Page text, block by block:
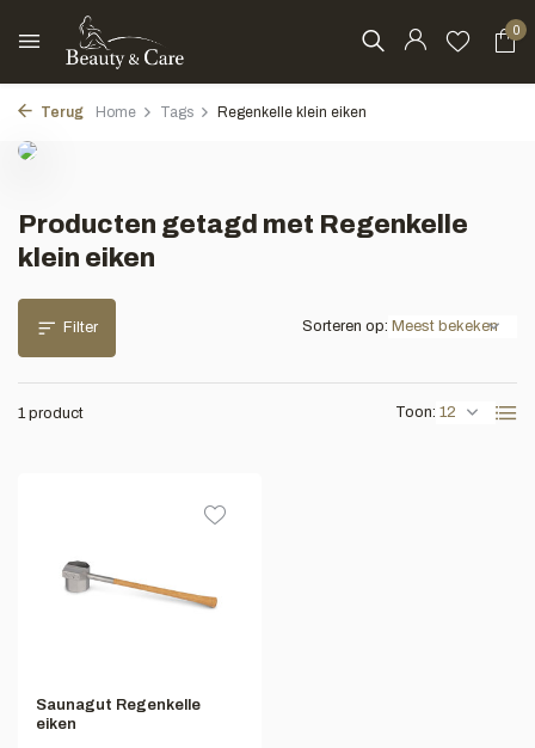
0
Terug Home Tags Regenkelle klein eiken
Producten getagd met Regenkelle
klein eiken
Filter
1 product Toon:
Sorteren op:
Saunagut Regenkelle
eiken